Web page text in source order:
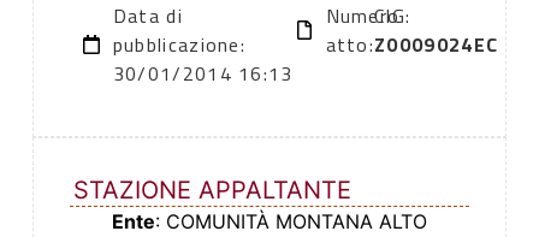
Data di
pubblicazione:
30/01/2014 16:13
Numero
atto:
CIG:
Z0009024EC
STAZIONE APPALTANTE
Ente: COMUNITÀ MONTANA ALTO